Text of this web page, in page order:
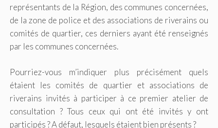
représentants de la Région, des communes concernées,
de la zone de police et des associations de riverains ou
comités de quartier, ces derniers ayant été renseignés
par les communes concernées.
Pourriez-vous m’indiquer plus précisément quels
étaient les comités de quartier et associations de
riverains invités à participer à ce premier atelier de
consultation ? Tous ceux qui ont été invités y ont
participés ? A défaut, lesquels étaient bien présents ?